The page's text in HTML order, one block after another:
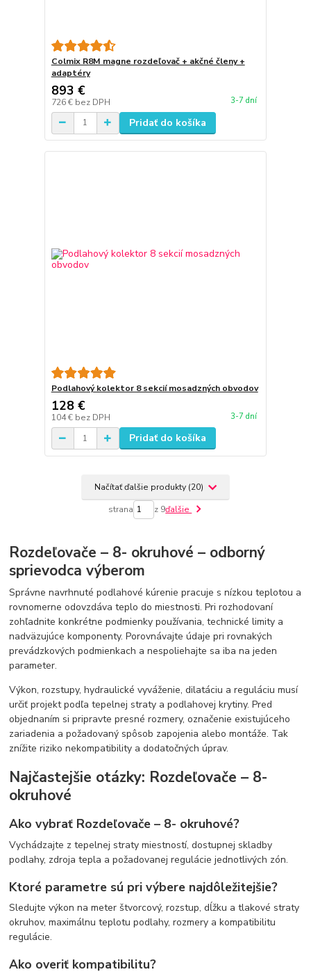
Colmix R8M magne rozdeľovač + akčné členy +
adaptéry
893 €
726 € bez DPH 3-7 dní
Pridať do košíka
Podlahový kolektor 8 sekcií mosadzných obvodov
128 €
104 € bez DPH 3-7 dní
Pridať do košíka
Načítať ďalšie produkty (20)
strana z 9ďalšie
Rozdeľovače – 8- okruhové – odborný
sprievodca výberom
Správne navrhnuté podlahové kúrenie pracuje s nízkou teplotou a
rovnomerne odovzdáva teplo do miestnosti. Pri rozhodovaní
zohľadnite konkrétne podmienky používania, technické limity a
nadväzujúce komponenty. Porovnávajte údaje pri rovnakých
prevádzkových podmienkach a nespoliehajte sa iba na jeden
parameter.
Výkon, rozstupy, hydraulické vyváženie, dilatáciu a reguláciu musí
určiť projekt podľa tepelnej straty a podlahovej krytiny. Pred
objednaním si pripravte presné rozmery, označenie existujúceho
zariadenia a požadovaný spôsob zapojenia alebo montáže. Tak
znížite riziko nekompatibility a dodatočných úprav.
Najčastejšie otázky: Rozdeľovače – 8-
okruhové
Ako vybrať Rozdeľovače – 8- okruhové?
Vychádzajte z tepelnej straty miestností, dostupnej skladby
podlahy, zdroja tepla a požadovanej regulácie jednotlivých zón.
Ktoré parametre sú pri výbere najdôležitejšie?
Sledujte výkon na meter štvorcový, rozstup, dĺžku a tlakové straty
okruhov, maximálnu teplotu podlahy, rozmery a kompatibilitu
regulácie.
Ako overiť kompatibilitu?